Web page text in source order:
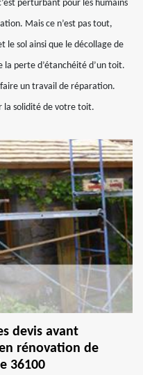
perturbant pour les humains
Mais ce n’est pas tout,
le sol ainsi que le décollage de
la perte d’étanchéité d’un toit.
un travail de réparation.
la solidité de votre toit.
devis avant
rénovation de
36100